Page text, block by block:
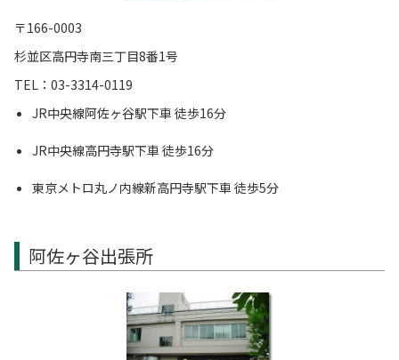
〒166-0003
杉並区高円寺南三丁目8番1号
TEL：03-3314-0119
JR中央線阿佐ヶ谷駅下車 徒歩16分
JR中央線高円寺駅下車 徒歩16分
東京メトロ丸ノ内線新高円寺駅下車 徒歩5分
阿佐ヶ谷出張所